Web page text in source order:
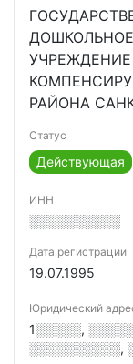
РАЙОНА
Статус
Действующая
ИНН
░░░░░░░░░░
Дата регистрации
19.07.1995
Юридический
1░░░░░,
░░░░░░░░░░,